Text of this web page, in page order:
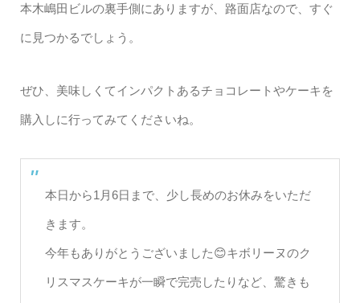
本木嶋田ビルの裏手側にありますが、路面店なので、すぐ
に見つかるでしょう。
ぜひ、美味しくてインパクトあるチョコレートやケーキを
購入しに行ってみてくださいね。
本日から1月6日まで、少し長めのお休みをいただ
きます。
今年もありがとうございました😊キボリーヌのク
リスマスケーキが一瞬で完売したりなど、驚きも